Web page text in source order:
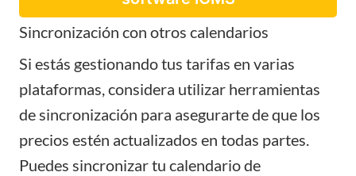
Sincronización con otros calendarios
Si estás gestionando tus tarifas en varias
plataformas, considera utilizar herramientas
de sincronización para asegurarte de que los
precios estén actualizados en todas partes.
Puedes sincronizar tu calendario de